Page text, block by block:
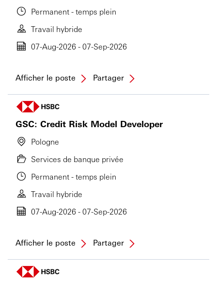
Permanent - temps plein
Travail hybride
07-Aug-2026 - 07-Sep-2026
Afficher le poste Partager
GSC: Credit Risk Model Developer
Pologne
Services de banque privée
Permanent - temps plein
Travail hybride
07-Aug-2026 - 07-Sep-2026
Afficher le poste Partager